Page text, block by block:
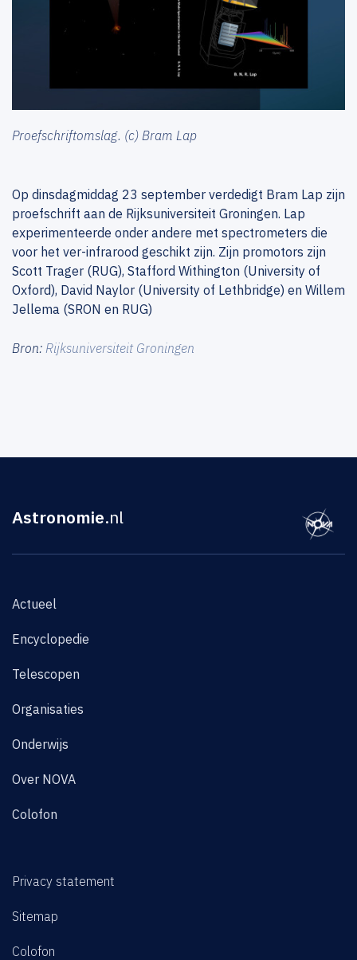
Proefschriftomslag. (c) Bram Lap
Op dinsdagmiddag 23 september verdedigt Bram Lap zijn
proefschrift aan de Rijksuniversiteit Groningen. Lap
experimenteerde onder andere met spectrometers die
voor het ver-infrarood geschikt zijn. Zijn promotors zijn
Scott Trager (RUG), Stafford Withington (University of
Oxford), David Naylor (University of Lethbridge) en Willem
Jellema (SRON en RUG)
Bron: Rijksuniversiteit Groningen
Astronomie.nl
Actueel
Encyclopedie
Telescopen
Organisaties
Onderwijs
Over NOVA
Colofon
Privacy statement
Sitemap
Colofon